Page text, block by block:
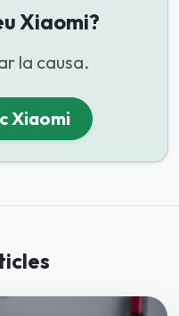
Xiaomi?
la causa.
Xiaomi